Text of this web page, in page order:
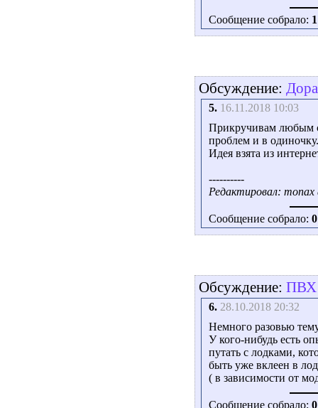
Сообщение собрало: 1
Обсуждение:
5. 16.11.2018 10:03
Прикручивам любым
проблем и в одиночку.
Идея взята из
----------
Редактировал:
Сообщение собрало: 0
Обсуждение: ПВХ
6. 28.10.2018 20:32
Немного разовью
У кого-нибудь есть
путать с лодками,
быть уже вклеен в
( в зависимости от
Сообщение собрало: 0